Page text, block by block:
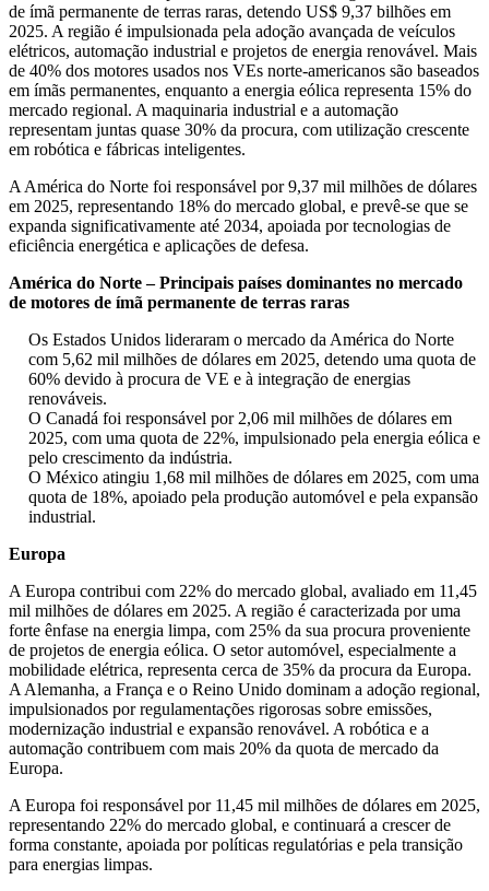
de ímã permanente de terras raras, detendo US$ 9,37 bilhões em
2025. A região é impulsionada pela adoção avançada de veículos
elétricos, automação industrial e projetos de energia renovável. Mais
de 40% dos motores usados ​​nos VEs norte-americanos são baseados
em ímãs permanentes, enquanto a energia eólica representa 15% do
mercado regional. A maquinaria industrial e a automação
representam juntas quase 30% da procura, com utilização crescente
em robótica e fábricas inteligentes.
A América do Norte foi responsável por 9,37 mil milhões de dólares
em 2025, representando 18% do mercado global, e prevê-se que se
expanda significativamente até 2034, apoiada por tecnologias de
eficiência energética e aplicações de defesa.
América do Norte – Principais países dominantes no mercado
de motores de ímã permanente de terras raras
Os Estados Unidos lideraram o mercado da América do Norte
com 5,62 mil milhões de dólares em 2025, detendo uma quota de
60% devido à procura de VE e à integração de energias
renováveis.
O Canadá foi responsável por 2,06 mil milhões de dólares em
2025, com uma quota de 22%, impulsionado pela energia eólica e
pelo crescimento da indústria.
O México atingiu 1,68 mil milhões de dólares em 2025, com uma
quota de 18%, apoiado pela produção automóvel e pela expansão
industrial.
Europa
A Europa contribui com 22% do mercado global, avaliado em 11,45
mil milhões de dólares em 2025. A região é caracterizada por uma
forte ênfase na energia limpa, com 25% da sua procura proveniente
de projetos de energia eólica. O setor automóvel, especialmente a
mobilidade elétrica, representa cerca de 35% da procura da Europa.
A Alemanha, a França e o Reino Unido dominam a adoção regional,
impulsionados por regulamentações rigorosas sobre emissões,
modernização industrial e expansão renovável. A robótica e a
automação contribuem com mais 20% da quota de mercado da
Europa.
A Europa foi responsável por 11,45 mil milhões de dólares em 2025,
representando 22% do mercado global, e continuará a crescer de
forma constante, apoiada por políticas regulatórias e pela transição
para energias limpas.